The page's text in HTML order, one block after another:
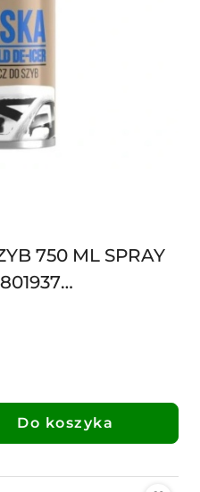
750 ML SPRAY
Do koszyka